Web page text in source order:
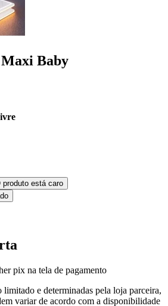
Baby
produto está caro
pix na tela de pagamento
limitado e determinadas pela loja parceira,
variar de acordo com a disponibilidade